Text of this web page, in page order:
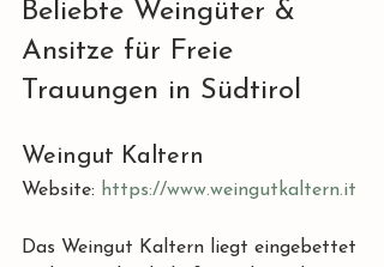
Beliebte Weingüter &
Ansitze für Freie
Trauungen in Südtirol
Weingut Kaltern
Website: https://www.weingutkaltern.it
Das Weingut Kaltern liegt eingebettet